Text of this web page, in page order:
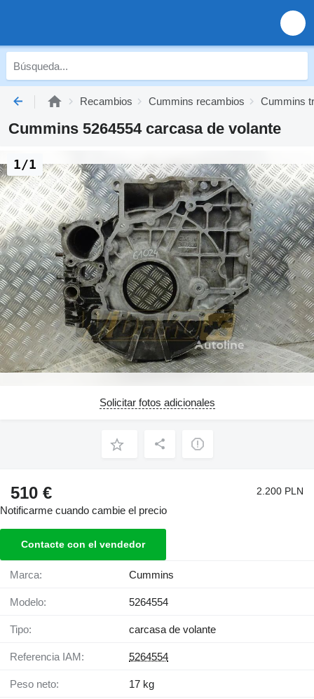
Recambios Cummins recambios Cummins
Cummins 5264554 carcasa de volante
1/1
Solicitar fotos adicionales
510 € 2.200 PLN
Notificarme cuando cambie el precio
Contacte con el vendedor
Marca: Cummins
Modelo: 5264554
Tipo: carcasa de volante
Referencia IAM: 5264554
Peso neto: 17 kg